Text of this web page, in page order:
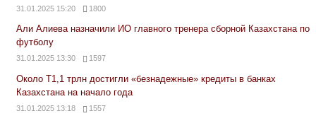
31.01.2025 15:20 1800
Али Алиева назначили ИО главного тренера сборной Казахстана по
футболу
31.01.2025 13:30 1597
Около Т1,1 трлн достигли «безнадежные» кредиты в банках
Казахстана на начало года
31.01.2025 13:18 1557